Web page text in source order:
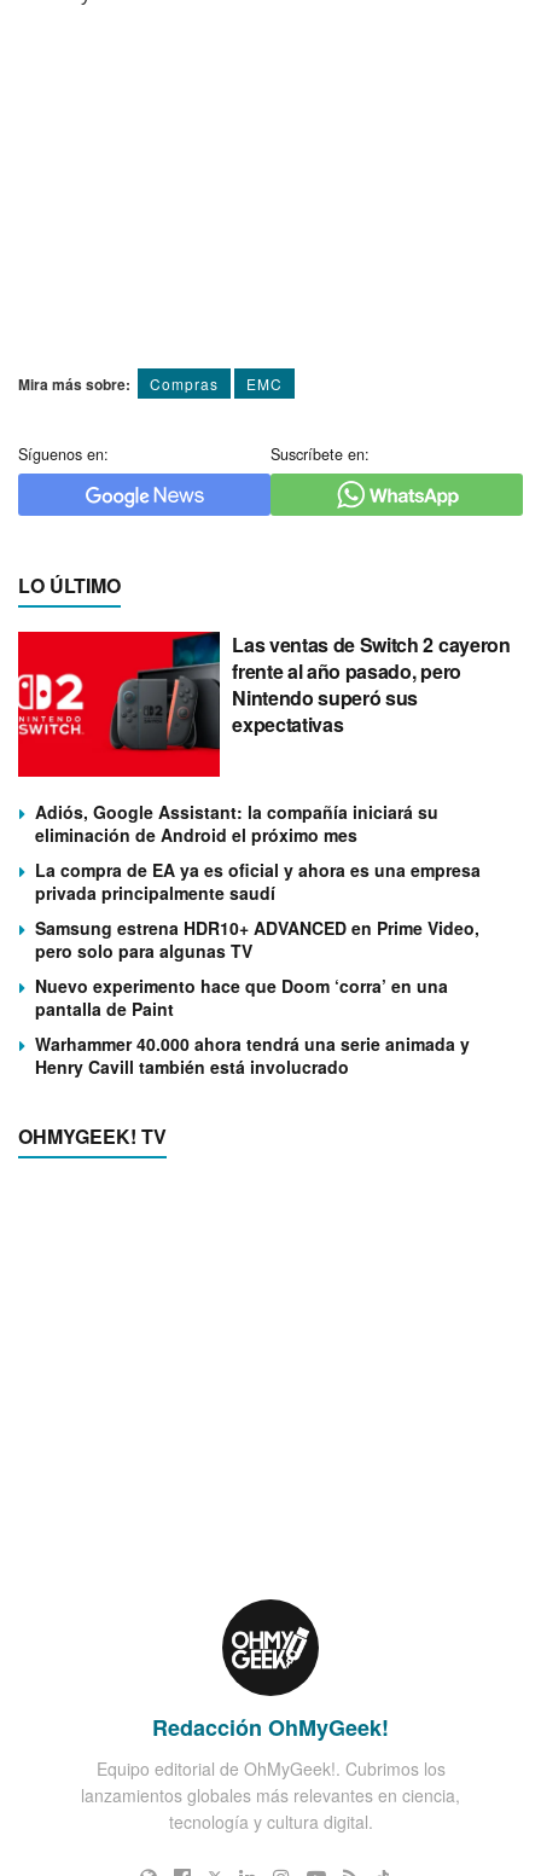
Mira más sobre: Compras EMC
Síguenos en: Suscríbete en:
LO ÚLTIMO
Las ventas de Switch 2 cayeron
frente al año pasado, pero
Nintendo superó sus
expectativas
Adiós, Google Assistant: la compañía iniciará su
eliminación de Android el próximo mes
La compra de EA ya es oficial y ahora es una empresa
privada principalmente saudí
Samsung estrena HDR10+ ADVANCED en Prime Video,
pero solo para algunas TV
Nuevo experimento hace que Doom ‘corra’ en una
pantalla de Paint
Warhammer 40.000 ahora tendrá una serie animada y
Henry Cavill también está involucrado
OHMYGEEK! TV
Redacción OhMyGeek!
Equipo editorial de OhMyGeek!. Cubrimos los
lanzamientos globales más relevantes en ciencia,
tecnología y cultura digital.